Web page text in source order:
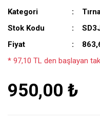
Kategori
Stok Kodu
Fiyat
* 97,10 TL den başlayan
950,00 ₺